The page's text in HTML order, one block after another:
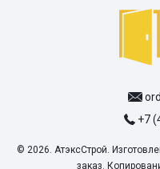
+7
© 2026. АтэксСтрой.
заказ.